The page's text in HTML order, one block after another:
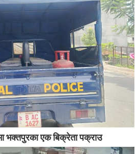
भक्तपुरका एक बिक्रेता पक्राउ